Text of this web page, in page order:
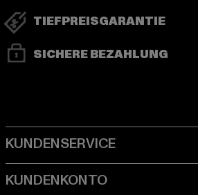
TIEFPREISGARANTIE
SICHERE BEZAHLUNG